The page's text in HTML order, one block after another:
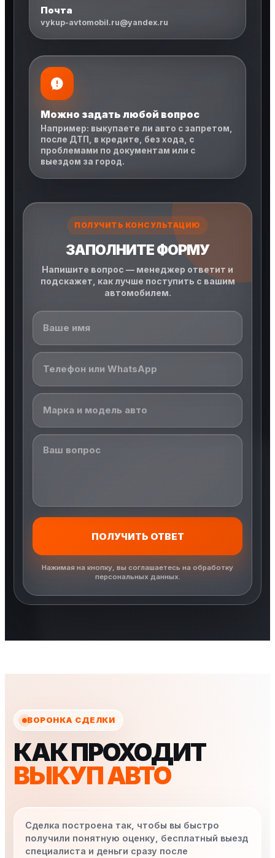
Почта
vykup-avtomobil.ru@yandex.ru
Можно задать любой вопрос
Например: выкупаете ли авто с запретом,
после ДТП, в кредите, без хода, с
проблемами по документам или с
выездом за город.
ПОЛУЧИТЬ КОНСУЛЬТАЦИЮ
ЗАПОЛНИТЕ ФОРМУ
Напишите вопрос — менеджер ответит и
подскажет, как лучше поступить с вашим
автомобилем.
ПОЛУЧИТЬ ОТВЕТ
Нажимая на кнопку, вы соглашаетесь на обработку
персональных данных.
ВОРОНКА СДЕЛКИ
КАК ПРОХОДИТ
ВЫКУП АВТО
Сделка построена так, чтобы вы быстро
получили понятную оценку, бесплатный выезд
специалиста и деньги сразу после